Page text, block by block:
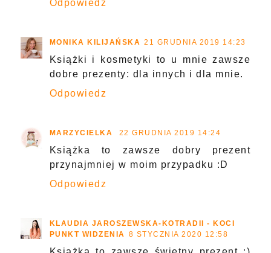
Odpowiedz
MONIKA KILIJAŃSKA 21 GRUDNIA 2019 14:23
Książki i kosmetyki to u mnie zawsze
dobre prezenty: dla innych i dla mnie.
Odpowiedz
MARZYCIELKA 22 GRUDNIA 2019 14:24
Książka to zawsze dobry prezent
przynajmniej w moim przypadku :D
Odpowiedz
KLAUDIA JAROSZEWSKA-KOTRADII - KOCI
PUNKT WIDZENIA 8 STYCZNIA 2020 12:58